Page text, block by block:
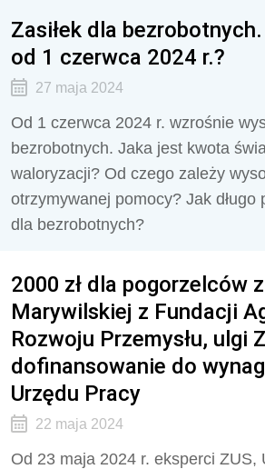
Zasiłek dla
od 1 czerwca 2024 r.?
27 maja 2024
Od 1 czerwca 2024 r. wzrośnie
bezrobotnych. Jaka jest kwota
waloryzacji? Od czego zależy
otrzymywanej pomocy? Jak długo
dla bezrobotnych?
2000 zł dla pogorzelców
Marywilskiej z Fundacji
Rozwoju Przemysłu, ulgi
dofinansowanie do
Urzędu Pracy
22 maja 2024
Od 23 maja 2024 r. eksperci ZUS,